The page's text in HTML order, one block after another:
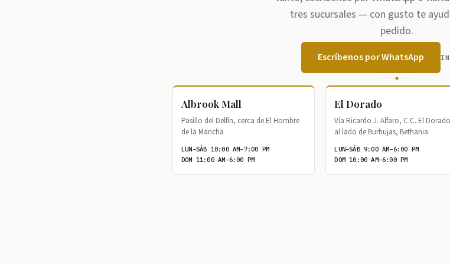
tres sucursales — con gusto te
pedido.
Escríbenos por WhatsApp
Albrook Mall
Pasillo del Delfín, cerca de El Hombre
de la Mancha
LUN–SÁB 10:00 AM–7:00 PM
DOM 11:00 AM–6:00 PM
El Dorado
Vía Ricardo J. Alfaro, C.C. El
al lado de Burbujas, Bethania
LUN–SÁB 9:00 AM–6:00 PM
DOM 10:00 AM–6:00 PM